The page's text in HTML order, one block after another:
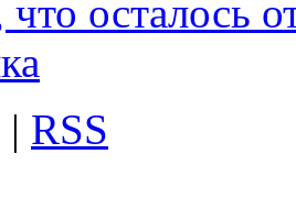
осталось
| RSS